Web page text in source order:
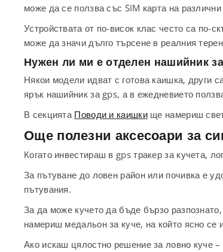
може да се ползва със SIM карта на различни
Устройствата от по-висок клас често са по-
може да значи дълго търсене в реалния
Нужен ли ми е отделен нашийник
Някои модели идват с готова каишка, други
ярък нашийник за gps, а в ежедневието
В секцията Поводи и каишкище намериш
Още полезни аксесоари за
Когато инвестираш в gps тракер за кучета,
За пътуване до ловен район или почивка е
пътувания.
За да може кучето да бъде бързо
намериш медальон за куче, на който ясно се
Ако искаш цялостно решение за ловно куче